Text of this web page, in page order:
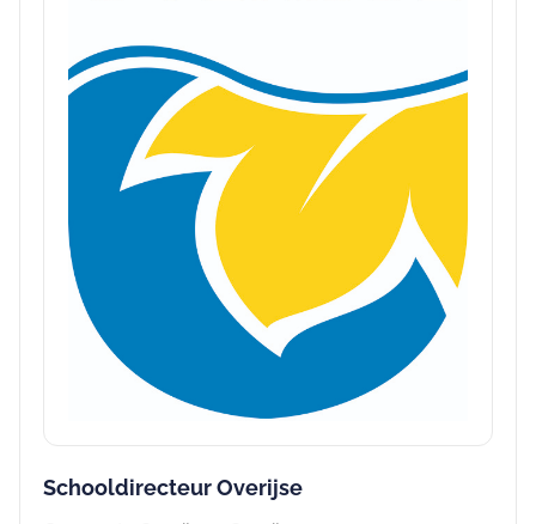
Schooldirecteur Overijse